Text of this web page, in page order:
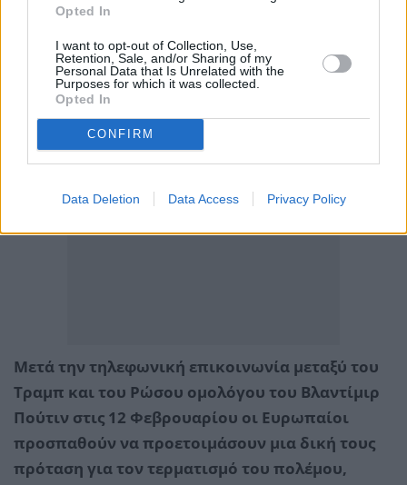
Opted In
I want to opt-out of Collection, Use,
Retention, Sale, and/or Sharing of my
Personal Data that Is Unrelated with the
Purposes for which it was collected.
Opted In
CONFIRM
Data Deletion Data Access Privacy Policy
Μετά την τηλεφωνική επικοινωνία μεταξύ του
Τραμπ και του Ρώσου ομολόγου του Βλαντίμιρ
Πούτιν στις 12 Φεβρουαρίου οι Ευρωπαίοι
προσπαθούν να προετοιμάσουν μια δική τους
πρόταση για τον τερματισμό του πολέμου,